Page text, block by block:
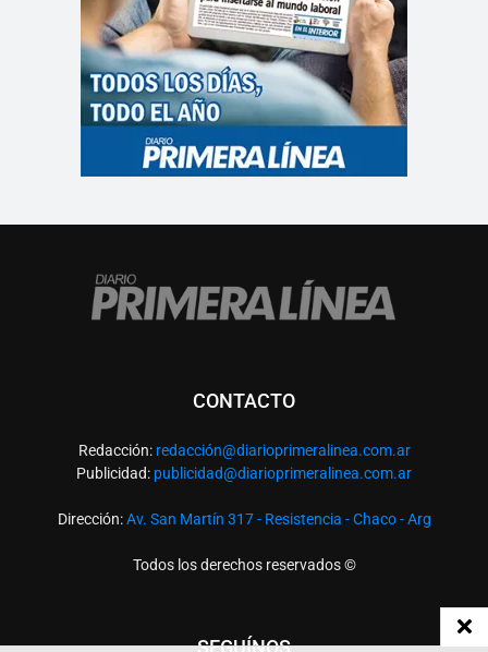
CONTACTO
Redacción: redacción@diarioprimeralinea.com.ar
Publicidad: publicidad@diarioprimeralinea.com.ar
Dirección:Av. San Martín 317 - Resistencia - Chaco - Arg
Todos los derechos reservados ©
SEGUÍNOS